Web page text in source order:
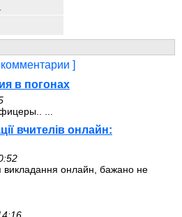
]
в погонах
...
вчителів онлайн:
викладання онлайн, бажано не